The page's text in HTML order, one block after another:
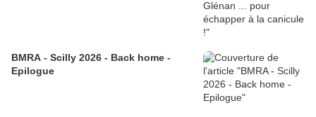
BMRA - Scilly 2026 - Back home -
Epilogue